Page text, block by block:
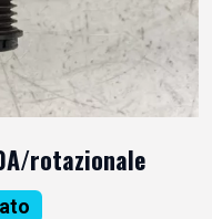
rotazionale